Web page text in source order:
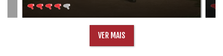
VER MAIS